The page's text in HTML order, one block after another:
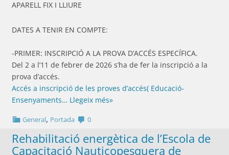
APARELL FIX I LLIURE
DATES A TENIR EN COMPTE:
-PRIMER: INSCRIPCIÓ A LA PROVA D’ACCÉS ESPECÍFICA.
Del 2 a l’11 de febrer de 2026 s’ha de fer la inscripció a la
prova d’accés.
Accés a inscripció de les proves d’accés( Educació-
Ensenyaments… Llegeix més»
General, Portada 0
Rehabilitació energètica de l’Escola de
Capacitació Nauticopesquera de